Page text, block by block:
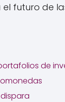
futuro de
de